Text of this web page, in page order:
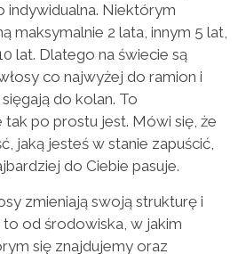
indywidualna. Niektórym
maksymalnie 2 lata, innym 5 lat,
lat. Dlatego na świecie są
co najwyżej do ramion i
do kolan. To
tak po prostu jest. Mówi się, że
jaką jesteś w stanie zapuścić,
do Ciebie pasuje.
zmieniają swoją strukturę i
to od środowiska, w jakim
się znajdujemy oraz